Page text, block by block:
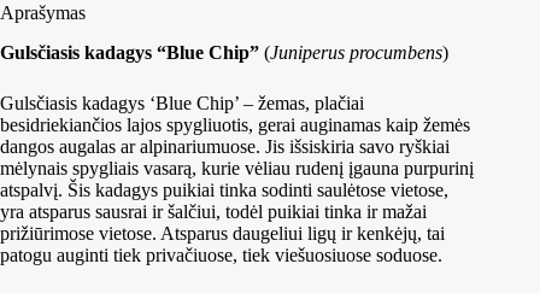
Aprašymas
Gulsčiasis kadagys “Blue Chip” (Juniperus procumbens)
Gulsčiasis kadagys ‘Blue Chip’ – žemas, plačiai
besidriekiančios lajos spygliuotis, gerai auginamas kaip žemės
dangos augalas ar alpinariumuose. Jis išsiskiria savo ryškiai
mėlynais spygliais vasarą, kurie vėliau rudenį įgauna purpurinį
atspalvį. Šis kadagys puikiai tinka sodinti saulėtose vietose,
yra atsparus sausrai ir šalčiui, todėl puikiai tinka ir mažai
prižiūrimose vietose. Atsparus daugeliui ligų ir kenkėjų, tai
patogu auginti tiek privačiuose, tiek viešuosiuose soduose.